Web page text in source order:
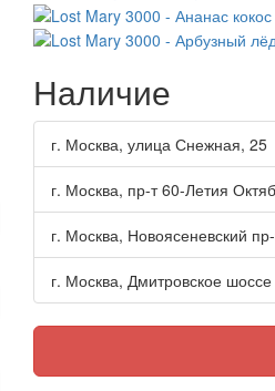
Наличие
г. Москва, улица Снежная, 25
г. Москва, пр-т 60-Летия
г. Москва, Новоясеневский
г. Москва, Дмитровское шоссе